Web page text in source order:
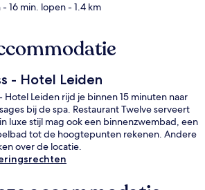
- 16 min. lopen- 1.4 km
- Hotel Leiden
Hotel Leiden rijd je binnen 15 minuten naar
bij de spa. Restaurant Twelve serveert
luxe stijl mag ook een binnenzwembad, een
tot de hoogtepunten rekenen. Andere
over de locatie.